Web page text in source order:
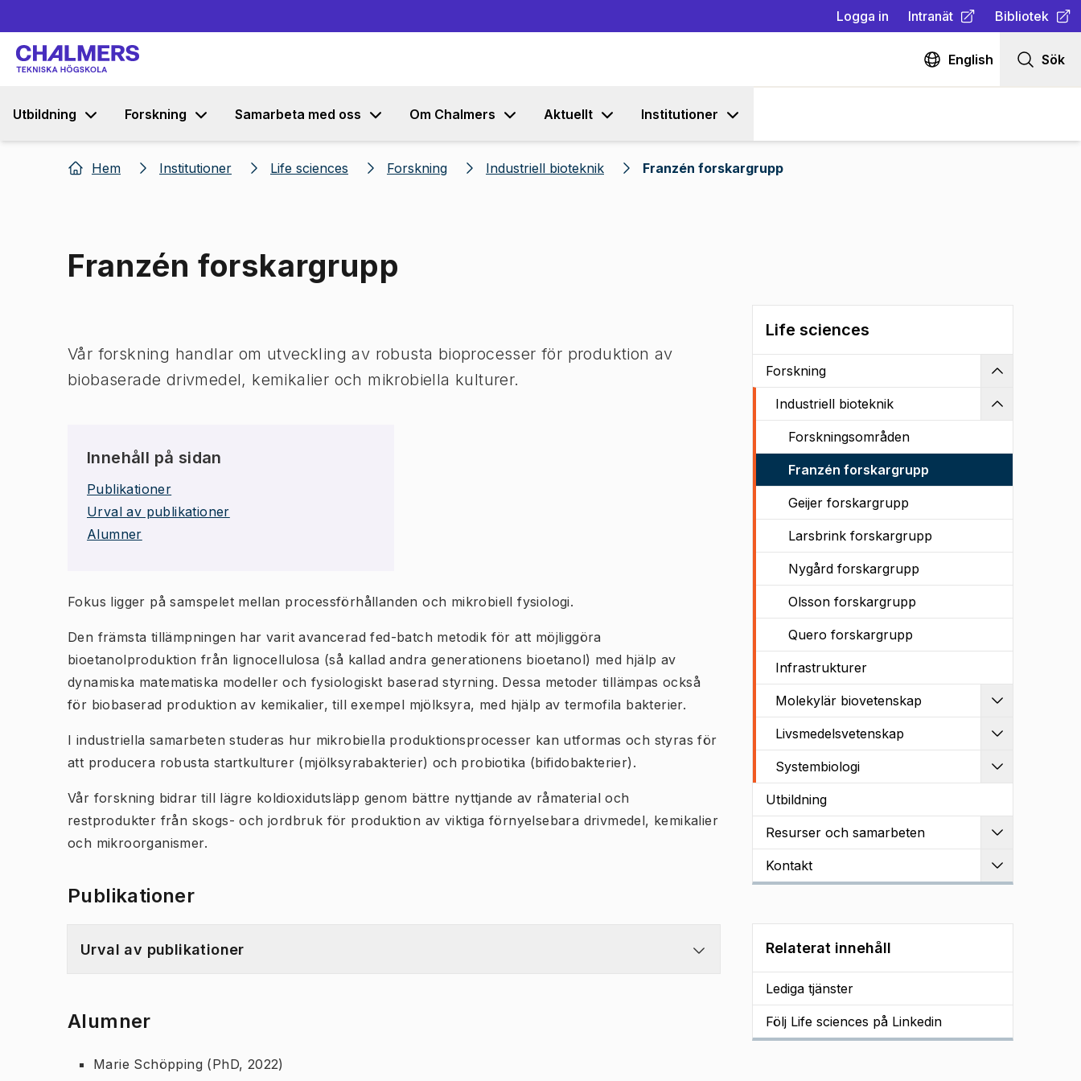
Logga in Intranät
(Öppnas i ny flik)
Bibliotek
(Öppnas i ny
English Sök
Utbildning Forskning Samarbeta med oss Om Chalmers Aktuellt Institutioner
Hem Institutioner Life sciences Forskning Industriell bioteknik Franzén forskargrupp
Franzén forskargrupp
Vår forskning handlar om utveckling av robusta bioprocesser för produktion av
biobaserade drivmedel, kemikalier och mikrobiella kulturer.
Innehåll på sidan
Publikationer
Urval av publikationer
Alumner
Fokus ligger på samspelet mellan processförhållanden och mikrobiell fysiologi.
Den främsta tillämpningen har varit avancerad fed-batch metodik för att möjliggöra
bioetanolproduktion från lignocellulosa (så kallad andra generationens bioetanol) med hjälp av
dynamiska matematiska modeller och fysiologiskt baserad styrning. Dessa metoder tillämpas också
för biobaserad produktion av kemikalier, till exempel mjölksyra, med hjälp av termofila bakterier.
I industriella samarbeten studeras hur mikrobiella produktionsprocesser kan utformas och styras för
att producera robusta startkulturer (mjölksyrabakterier) och probiotika (bifidobakterier).
Vår forskning bidrar till lägre koldioxidutsläpp genom bättre nyttjande av råmaterial och
restprodukter från skogs- och jordbruk för produktion av viktiga förnyelsebara drivmedel, kemikalier
och mikroorganismer.
Publikationer
Urval av publikationer
Alumner
Marie Schöpping (PhD, 2022)
Life sciences
Forskning
Industriell bioteknik
Forskningsområden
Franzén forskargrupp
Geijer forskargrupp
Larsbrink forskargrupp
Nygård forskargrupp
Olsson forskargrupp
Quero forskargrupp
Infrastrukturer
Molekylär biovetenskap
Livsmedelsvetenskap
Systembiologi
Utbildning
Resurser och samarbeten
Kontakt
Relaterat innehåll
Lediga tjänster
Följ Life sciences på Linkedin